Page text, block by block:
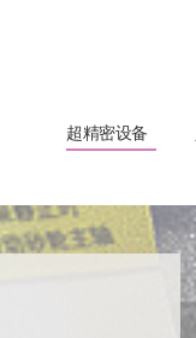
超精密设备